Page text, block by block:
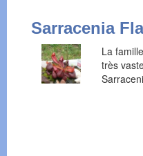
Sarracenia
La
très